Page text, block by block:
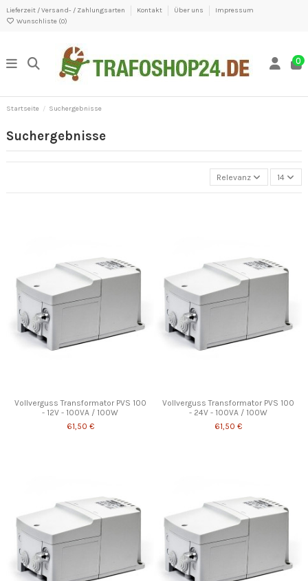
Lieferzeit / Versand- / Zahlungsarten Kontakt Über uns
Impressum
Wunschliste (0)
0
Startseite Suchergebnisse
Suchergebnisse
Relevanz 14
Vollverguss Transformator PVS 100
- 12V - 100VA / 100W
61,50 €
Vollverguss Transformator PVS 100
- 24V - 100VA / 100W
61,50 €